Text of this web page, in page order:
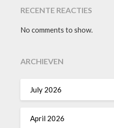
RECENTE REACTIES
No comments to show.
ARCHIEVEN
July 2026
April 2026